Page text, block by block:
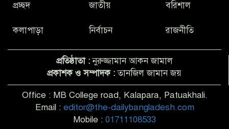
প্রচ্ছদ জাতীয় বরিশাল
কলাপাড়া নির্বাচন রাজনীতি
প্রতিষ্ঠাতা :নুরুজ্জামান আকন জামাল
প্রকাশক ও সম্পাদক :তানজিল জামান জয়
Office : MB College road, Kalapara, Patuakhali.
Email : editor@the-dailybangladesh.com
Mobile : 01711108533